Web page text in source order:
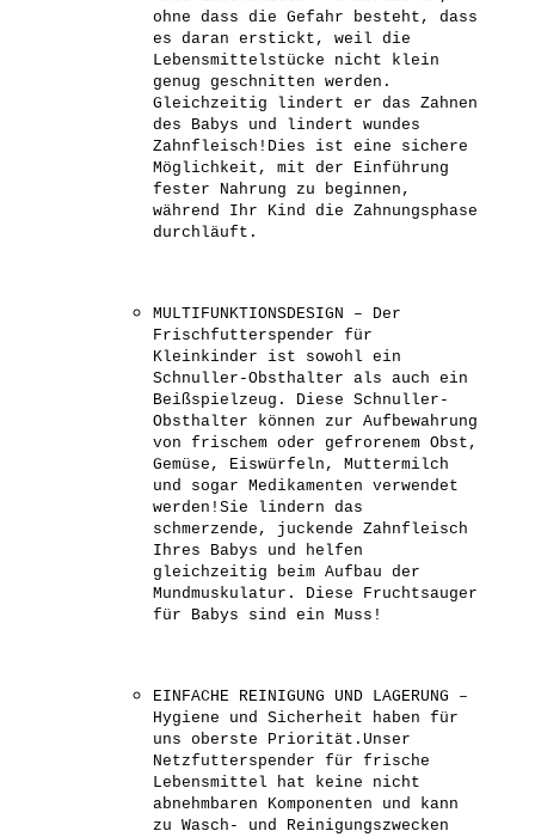
ohne dass die Gefahr besteht, dass
es daran erstickt, weil die
Lebensmittelstücke nicht klein
genug geschnitten werden.
Gleichzeitig lindert er das Zahnen
des Babys und lindert wundes
Zahnfleisch!Dies ist eine sichere
Möglichkeit, mit der Einführung
fester Nahrung zu beginnen,
während Ihr Kind die Zahnungsphase
durchläuft.
MULTIFUNKTIONSDESIGN – Der
Frischfutterspender für
Kleinkinder ist sowohl ein
Schnuller-Obsthalter als auch ein
Beißspielzeug. Diese Schnuller-
Obsthalter können zur Aufbewahrung
von frischem oder gefrorenem Obst,
Gemüse, Eiswürfeln, Muttermilch
und sogar Medikamenten verwendet
werden!Sie lindern das
schmerzende, juckende Zahnfleisch
Ihres Babys und helfen
gleichzeitig beim Aufbau der
Mundmuskulatur. Diese Fruchtsauger
für Babys sind ein Muss!
EINFACHE REINIGUNG UND LAGERUNG –
Hygiene und Sicherheit haben für
uns oberste Priorität.Unser
Netzfutterspender für frische
Lebensmittel hat keine nicht
abnehmbaren Komponenten und kann
zu Wasch- und Reinigungszwecken